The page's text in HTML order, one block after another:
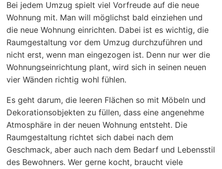
Bei jedem Umzug spielt viel Vorfreude auf die neue
Wohnung mit. Man will möglichst bald einziehen und
die neue Wohnung einrichten. Dabei ist es wichtig, die
Raumgestaltung vor dem Umzug durchzuführen und
nicht erst, wenn man eingezogen ist. Denn nur wer die
Wohnungseinrichtung plant, wird sich in seinen neuen
vier Wänden richtig wohl fühlen.
Es geht darum, die leeren Flächen so mit Möbeln und
Dekorationsobjekten zu füllen, dass eine angenehme
Atmosphäre in der neuen Wohnung entsteht. Die
Raumgestaltung richtet sich dabei nach dem
Geschmack, aber auch nach dem Bedarf und Lebensstil
des Bewohners. Wer gerne kocht, braucht viele